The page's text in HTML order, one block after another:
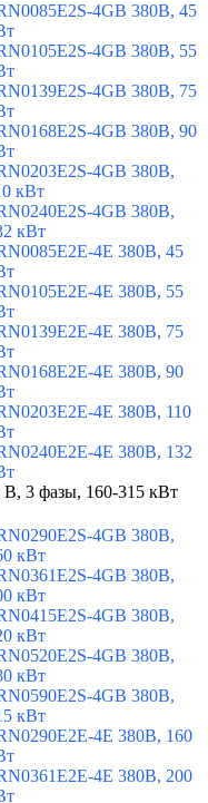
4GB 380В, 45
4GB 380В, 55
4GB 380В, 75
4GB 380В, 90
4GB 380В,
кВт
4GB 380В,
кВт
4E 380В, 45
4E 380В, 55
4E 380В, 75
4E 380В, 90
4E 380В, 110
4E 380В, 132
В, 3 фазы, 160-315 кВт
4GB 380В,
кВт
4GB 380В,
кВт
4GB 380В,
кВт
4GB 380В,
кВт
4GB 380В,
кВт
4E 380В, 160
4E 380В, 200